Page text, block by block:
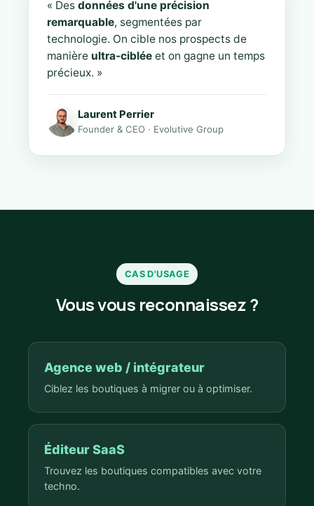
« Des données d'une précision
remarquable, segmentées par
technologie. On cible nos prospects de
manière ultra-ciblée et on gagne un temps
précieux. »
Laurent Perrier
Founder & CEO · Evolutive Group
CAS D'USAGE
Vous vous reconnaissez ?
Agence web / intégrateur
Ciblez les boutiques à migrer ou à optimiser.
Éditeur SaaS
Trouvez les boutiques compatibles avec votre
techno.